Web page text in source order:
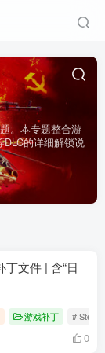
。本专题整合游
DLC的详细解锁说
丁文件 | 含“日
游戏补丁 #
0